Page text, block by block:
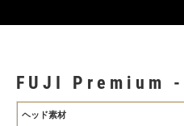
FUJI Premium -
ヘッド素材